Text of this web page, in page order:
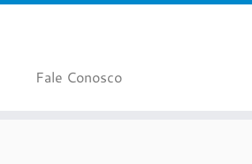
Fale Conosco